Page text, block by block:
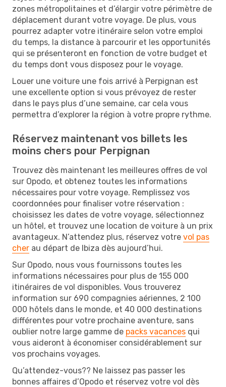
zones métropolitaines et d’élargir votre périmètre de
déplacement durant votre voyage. De plus, vous
pourrez adapter votre itinéraire selon votre emploi
du temps, la distance à parcourir et les opportunités
qui se présenteront en fonction de votre budget et
du temps dont vous disposez pour le voyage.
Louer une voiture une fois arrivé à Perpignan est
une excellente option si vous prévoyez de rester
dans le pays plus d’une semaine, car cela vous
permettra d’explorer la région à votre propre rythme.
Réservez maintenant vos billets les
moins chers pour Perpignan
Trouvez dès maintenant les meilleures offres de vol
sur Opodo, et obtenez toutes les informations
nécessaires pour votre voyage. Remplissez vos
coordonnées pour finaliser votre réservation :
choisissez les dates de votre voyage, sélectionnez
un hôtel, et trouvez une location de voiture à un prix
avantageux. N’attendez plus, réservez votre vol pas
cher au départ de Ibiza dès aujourd’hui.
Sur Opodo, nous vous fournissons toutes les
informations nécessaires pour plus de 155 000
itinéraires de vol disponibles. Vous trouverez
information sur 690 compagnies aériennes, 2 100
000 hôtels dans le monde, et 40 000 destinations
différentes pour votre prochaine aventure, sans
oublier notre large gamme de packs vacances qui
vous aideront à économiser considérablement sur
vos prochains voyages.
Qu’attendez-vous?? Ne laissez pas passer les
bonnes affaires d’Opodo et réservez votre vol dès